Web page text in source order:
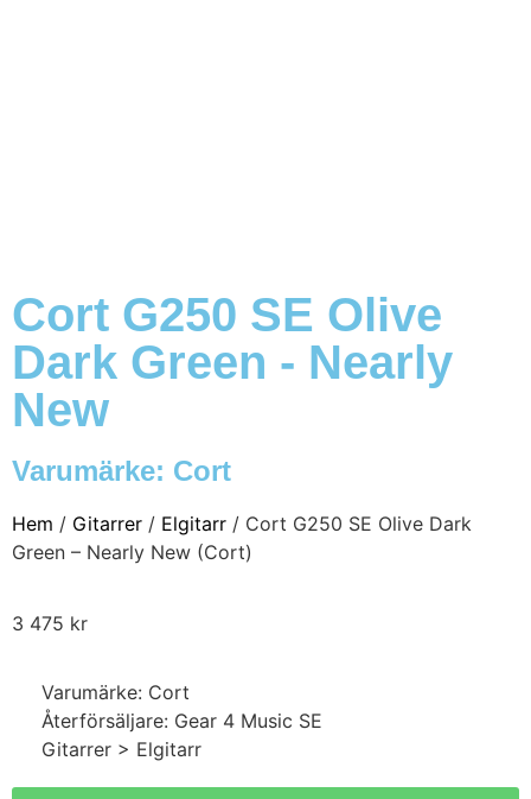
Cort G250 SE Olive
Dark Green - Nearly
New
Varumärke: Cort
Hem / Gitarrer / Elgitarr / Cort G250 SE Olive Dark
Green – Nearly New (Cort)
3 475 kr
Varumärke: Cort
Återförsäljare: Gear 4 Music SE
Gitarrer > Elgitarr